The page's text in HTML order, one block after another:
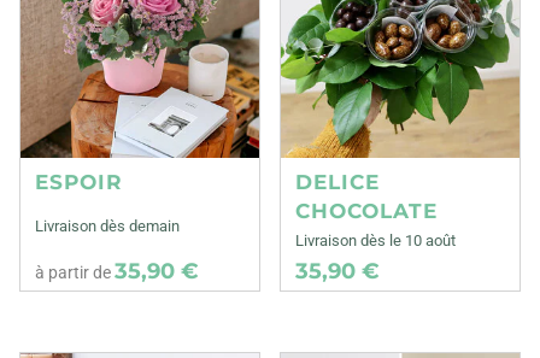
ESPOIR
Livraison dès demain
à partir de35,90 €
DELICE
CHOCOLATE
Livraison dès le 10 août
35,90 €